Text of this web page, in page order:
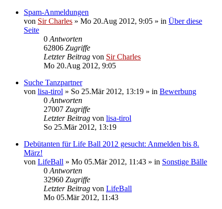
Spam-Anmeldungen
von Sir Charles » Mo 20.Aug 2012, 9:05 » in Über diese
Seite
0 Antworten
62806 Zugriffe
Letzter Beitrag von Sir Charles
Mo 20.Aug 2012, 9:05
Suche Tanzpartner
von lisa-tirol » So 25.Mär 2012, 13:19 » in Bewerbung
0 Antworten
27007 Zugriffe
Letzter Beitrag von lisa-tirol
So 25.Mär 2012, 13:19
Debütanten für Life Ball 2012 gesucht: Anmelden bis 8.
März!
von LifeBall » Mo 05.Mär 2012, 11:43 » in Sonstige Bälle
0 Antworten
32960 Zugriffe
Letzter Beitrag von LifeBall
Mo 05.Mär 2012, 11:43